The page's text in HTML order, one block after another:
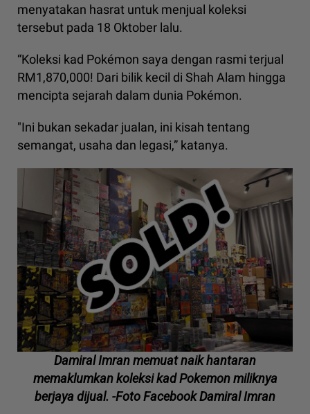
menyatakan hasrat untuk menjual koleksi
tersebut pada 18 Oktober lalu.
“Koleksi kad Pokémon saya dengan rasmi terjual
RM1,870,000! Dari bilik kecil di Shah Alam hingga
mencipta sejarah dalam dunia Pokémon.
"Ini bukan sekadar jualan, ini kisah tentang
semangat, usaha dan legasi,” katanya.
Damiral Imran memuat naik hantaran
memaklumkan koleksi kad Pokemon miliknya
berjaya dijual. -Foto Facebook Damiral Imran